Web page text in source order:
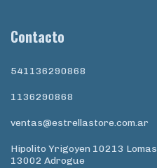
Contacto
541136290868
1136290868
ventas@estrellastore.com.ar
Hipolito Yrigoyen 10213
13002 Adrogue